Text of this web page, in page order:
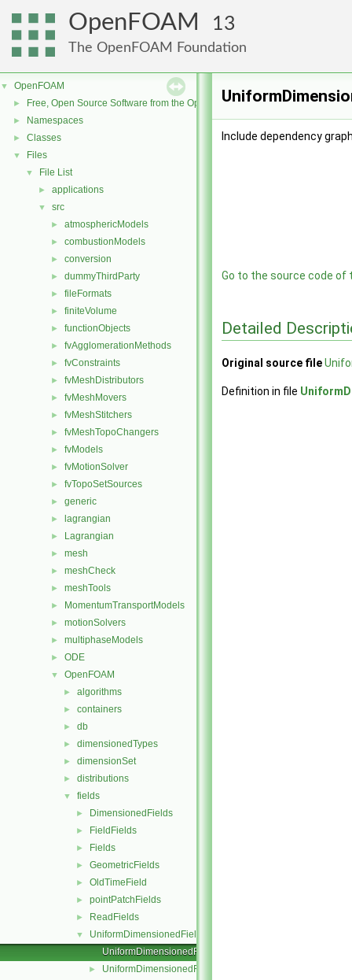
OpenFOAM 13
The OpenFOAM Foundation
▼ OpenFOAM
► Free, Open Source Software from the OpenFOAM Foundation
► Namespaces
► Classes
▼ Files
▼ File List
► applications
▼ src
► atmosphericModels
► combustionModels
► conversion
► dummyThirdParty
► fileFormats
► finiteVolume
► functionObjects
► fvAgglomerationMethods
► fvConstraints
► fvMeshDistributors
► fvMeshMovers
► fvMeshStitchers
► fvMeshTopoChangers
► fvModels
► fvMotionSolver
► fvTopoSetSources
► generic
► lagrangian
► Lagrangian
► mesh
► meshCheck
► meshTools
► MomentumTransportModels
► motionSolvers
► multiphaseModels
► ODE
▼ OpenFOAM
► algorithms
► containers
► db
► dimensionedTypes
► dimensionSet
► distributions
▼ fields
► DimensionedFields
► FieldFields
► Fields
► GeometricFields
► OldTimeField
► pointPatchFields
► ReadFields
▼
UniformDimensionedFields
UniformDimensionedField.C
► UniformDimensionedField.H
Include dependency
Go to the source code of
Detailed
Original source file
Definition in file